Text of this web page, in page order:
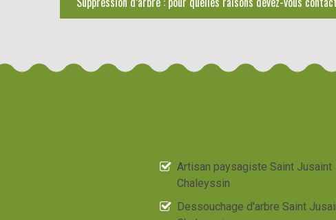
Artisan paysagiste Saint Jusaint
Chaleyssin
Dessouchage d'arbre Saint